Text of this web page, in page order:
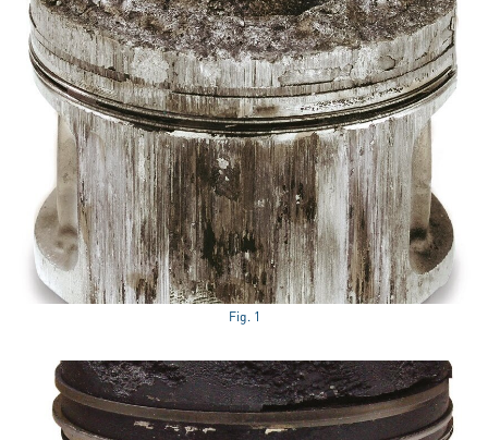
Fig. 1